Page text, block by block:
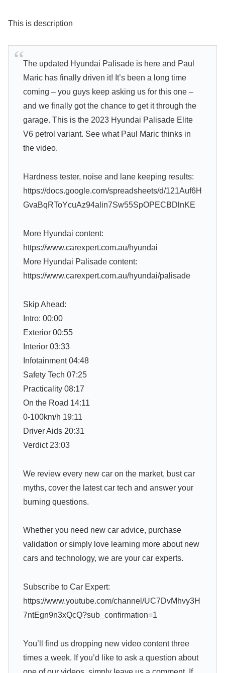
This is description
The updated Hyundai Palisade is here and Paul
Maric has finally driven it! It’s been a long time
coming – you guys keep asking us for this one –
and we finally got the chance to get it through the
garage. This is the 2023 Hyundai Palisade Elite
V6 petrol variant. See what Paul Maric thinks in
the video.
Hardness tester, noise and lane keeping results:
https://docs.google.com/spreadsheets/d/121Auf6H
GvaBqRToYcuAz94alin7Sw55SpOPECBDlnKE
More Hyundai content:
https://www.carexpert.com.au/hyundai
More Hyundai Palisade content:
https://www.carexpert.com.au/hyundai/palisade
Skip Ahead:
Intro: 00:00
Exterior 00:55
Interior 03:33
Infotainment 04:48
Safety Tech 07:25
Practicality 08:17
On the Road 14:11
0-100km/h 19:11
Driver Aids 20:31
Verdict 23:03
We review every new car on the market, bust car
myths, cover the latest car tech and answer your
burning questions.
Whether you need new car advice, purchase
validation or simply love learning more about new
cars and technology, we are your car experts.
Subscribe to Car Expert:
https://www.youtube.com/channel/UC7DvMhvy3H
7ntEgn9n3xQcQ?sub_confirmation=1
You’ll find us dropping new video content three
times a week. If you’d like to ask a question about